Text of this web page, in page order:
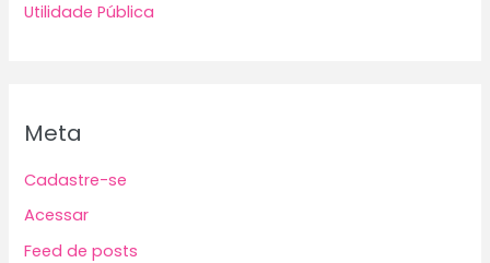
Utilidade Pública
Meta
Cadastre-se
Acessar
Feed de posts